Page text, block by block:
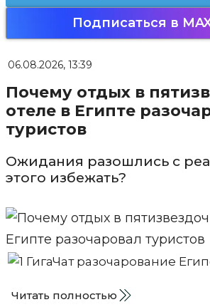
Подписаться в
06.08.2026, 13:39
Почему отдых в
отеле в Египте
туристов
Ожидания разошлись с
этого избежать?
Читать полностью